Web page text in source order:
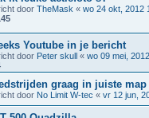
door TheMask « wo 24 okt, 2012
Youtube in je bericht
door Peter skull « wo 09 mei,
graag in juiste map
door No Limit W-tec « vr 12 jun,